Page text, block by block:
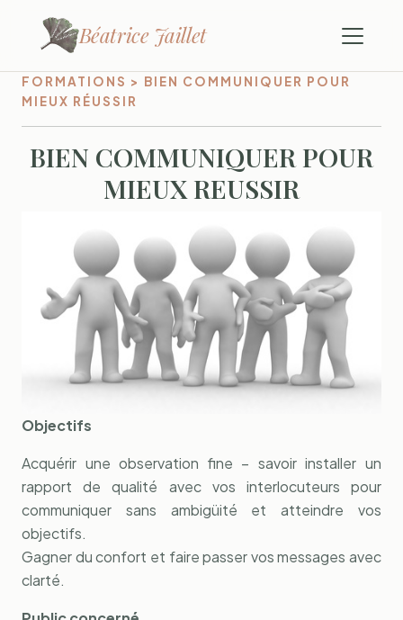
Béatrice Jaillet
FORMATIONS > BIEN COMMUNIQUER POUR
MIEUX RÉUSSIR
BIEN COMMUNIQUER POUR
MIEUX REUSSIR
Objectifs
Acquérir une observation fine – savoir installer un
rapport de qualité avec vos interlocuteurs pour
communiquer sans ambigüité et atteindre vos
objectifs.
Gagner du confort et faire passer vos messages avec
clarté.